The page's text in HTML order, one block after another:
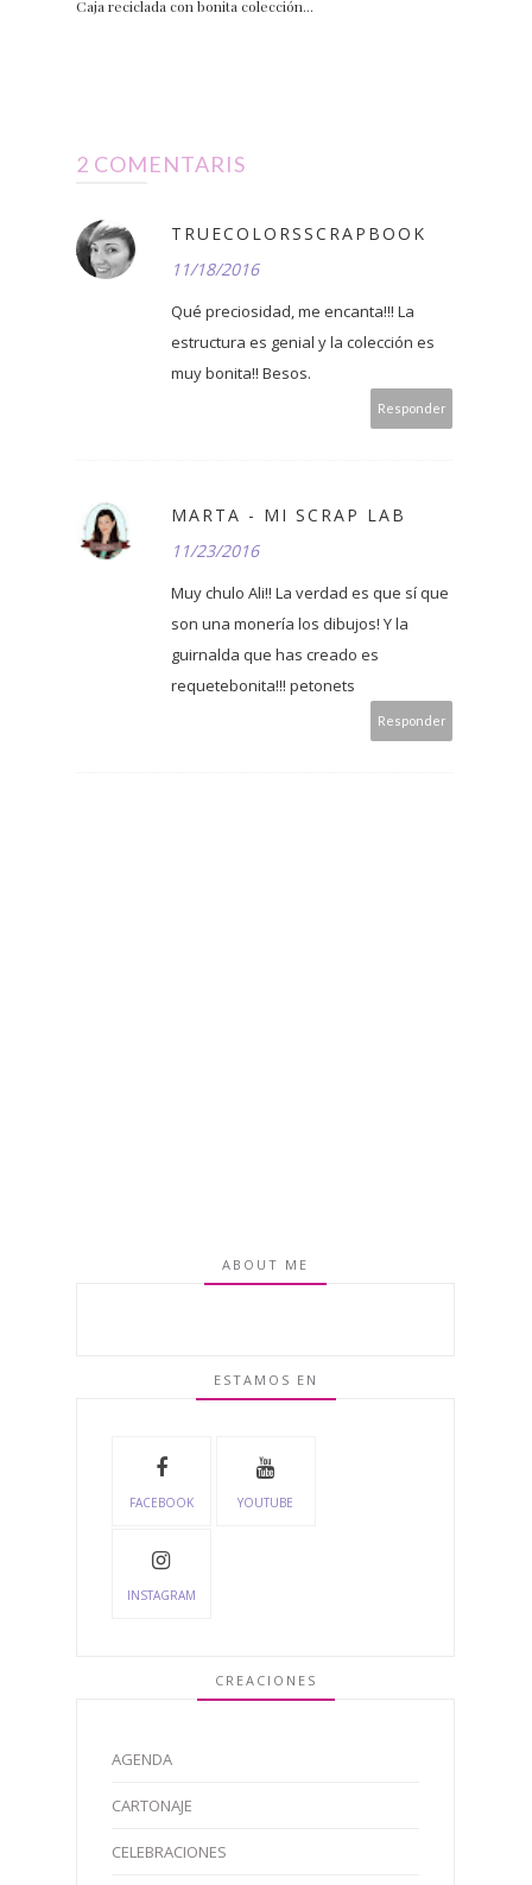
Caja reciclada con bonita colección...
2 COMENTARIS
TRUECOLORSSCRAPBOOK
11/18/2016
Qué preciosidad, me encanta!!! La
estructura es genial y la colección es
muy bonita!! Besos.
Responder
MARTA - MI SCRAP LAB
11/23/2016
Muy chulo Ali!! La verdad es que sí que
son una monería los dibujos! Y la
guirnalda que has creado es
requetebonita!!! petonets
Responder
ABOUT ME
ESTAMOS EN
FACEBOOK YOUTUBE
INSTAGRAM
CREACIONES
AGENDA
CARTONAJE
CELEBRACIONES